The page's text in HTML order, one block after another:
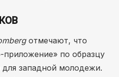
отмечают, что
приложение» по образцу
для западной молодежи.